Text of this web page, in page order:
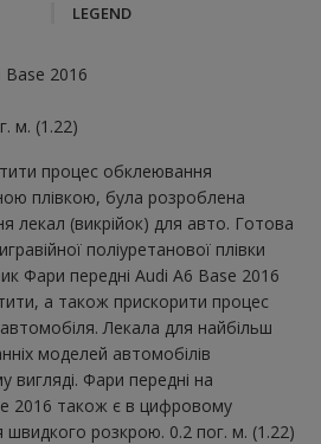
LEGEND
Base 2016
м. (1.22)
процес обклеювання
плівкою, була розроблена
лекал (викрійок) для авто. Готова
поліуретанової плівки
Фари передні Audi A6 Base 2016
а також прискорити процес
Лекала для найбільш
моделей автомобілів
вигляді. Фари передні на
2016 також є в цифровому
розкрою. 0.2 пог. м. (1.22)